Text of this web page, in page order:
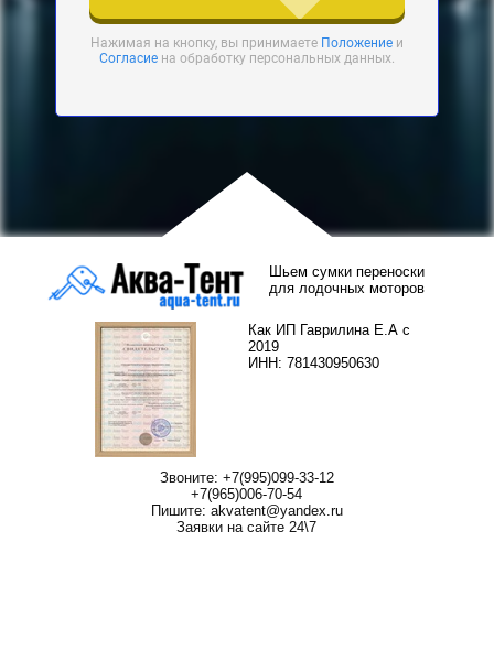
Нажимая на кнопку, вы принимаете Положение и
Согласие на обработку персональных данных.
Шьем сумки переноски
для лодочных моторов
Как ИП Гаврилина Е.А с
2019
ИНН: 781430950630
Звоните: +7(995)099-33-12
+7(965)006-70-54
Пишите: akvatent@yandex.ru
Заявки на сайте 24\7